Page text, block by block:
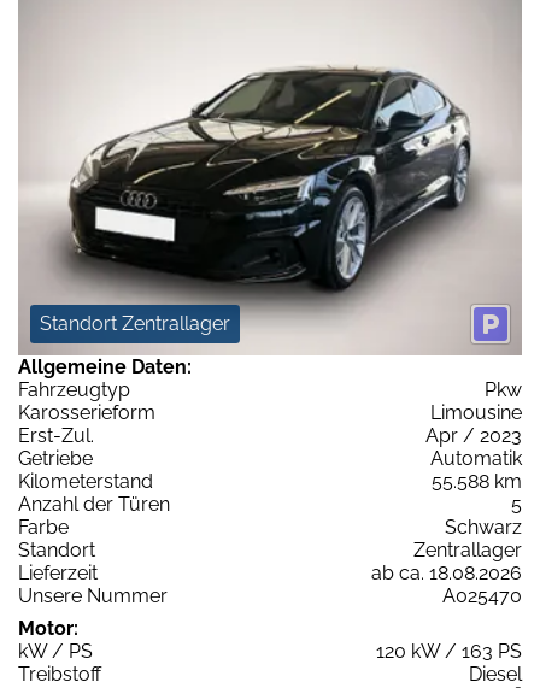
Standort Zentrallager
Allgemeine Daten:
Fahrzeugtyp
Pkw
Karosserieform
Limousine
Erst-Zul.
Apr / 2023
Getriebe
Automatik
Kilometerstand
55.588 km
Anzahl der Türen
5
Farbe
Schwarz
Standort
Zentrallager
Lieferzeit
ab ca. 18.08.2026
Unsere Nummer
A025470
Motor:
kW / PS
120 kW / 163 PS
Treibstoff
Diesel